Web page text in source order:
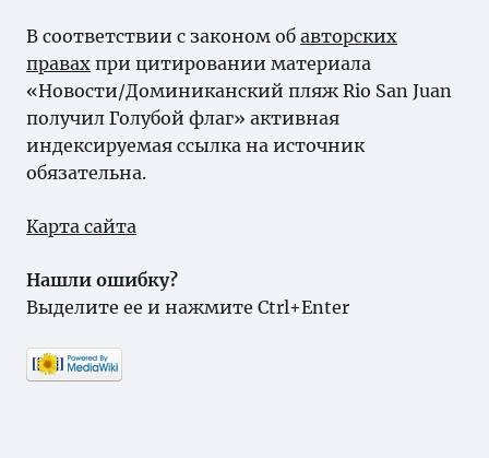
В соответствии с законом об авторских
правах при цитировании материала
«Новости/Доминиканский пляж Rio San Juan
получил Голубой флаг» активная
индексируемая ссылка на источник
обязательна.
Карта сайта
Нашли ошибку?
Выделите ее и нажмите Ctrl+Enter